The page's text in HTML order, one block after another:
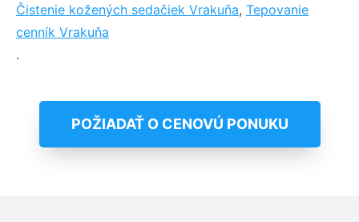
Čistenie kožených sedačiek Vrakuňa, Tepovanie
cenník Vrakuňa
.
POŽIADAŤ O CENOVÚ PONUKU